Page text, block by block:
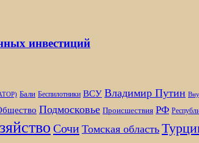
инвестиций
Бали Беспилотники ВСУ Владимир Путин
Подмосковье Происшествия РФ
Сочи Томская область